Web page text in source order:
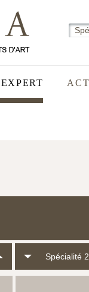
Spécialité 2